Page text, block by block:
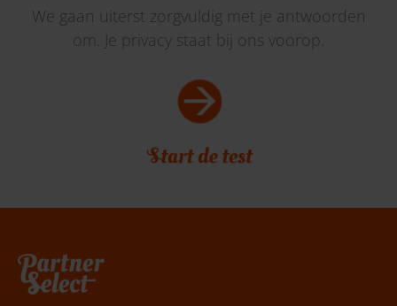
We gaan uiterst zorgvuldig met je antwoorden
om. Je privacy staat bij ons voorop.